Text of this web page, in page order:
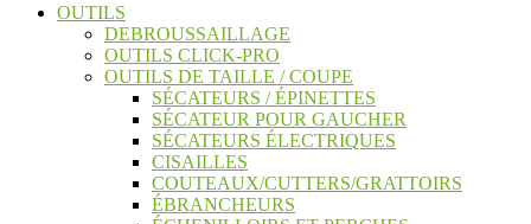
OUTILS
DEBROUSSAILLAGE
OUTILS CLICK-PRO
OUTILS DE TAILLE / COUPE
SÉCATEURS / ÉPINETTES
SÉCATEUR POUR GAUCHER
SÉCATEURS ÉLECTRIQUES
CISAILLES
COUTEAUX/CUTTERS/GRATTOIRS
ÉBRANCHEURS